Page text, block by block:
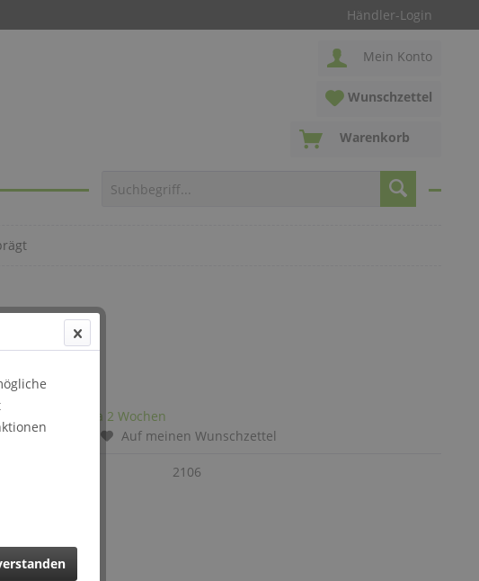
Händler-Login
Mein Konto
Wunschzettel
Warenkorb
Lieferzeit: ca 2 Wochen
Vergleichen
Auf meinen Wunschzettel
2106